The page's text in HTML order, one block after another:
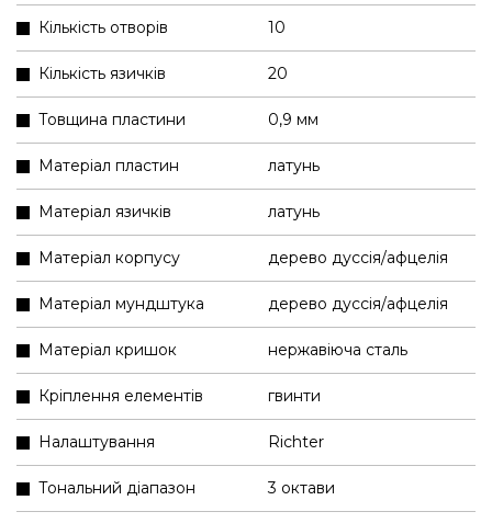
Кількість отворів 10
Кількість язичків 20
Товщина пластини 0,9 мм
Матеріал пластин латунь
Матеріал язичків латунь
Матеріал корпусу дерево дуссія/афцелія
Матеріал мундштука дерево дуссія/афцелія
Матеріал кришок нержавіюча сталь
Кріплення елементів гвинти
Налаштування Richter
Тональний діапазон 3 октави